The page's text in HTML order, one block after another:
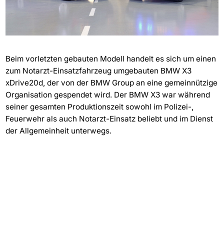
Beim vorletzten gebauten Modell handelt es sich um einen
zum Notarzt-Einsatzfahrzeug umgebauten BMW X3
xDrive20d, der von der BMW Group an eine gemeinnützige
Organisation gespendet wird. Der BMW X3 war während
seiner gesamten Produktionszeit sowohl im Polizei-,
Feuerwehr als auch Notarzt-Einsatz beliebt und im Dienst
der Allgemeinheit unterwegs.